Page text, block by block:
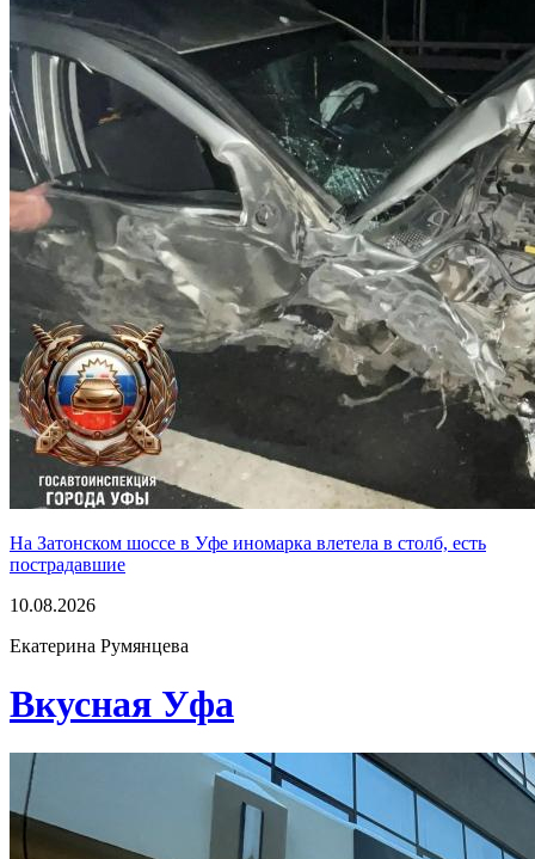
На Затонском шоссе в Уфе иномарка влетела в столб, есть
пострадавшие
10.08.2026
Екатерина Румянцева
Вкусная Уфа